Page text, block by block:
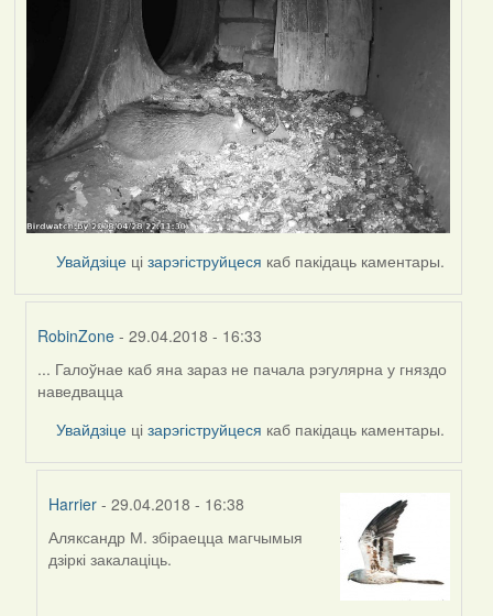
Увайдзіце цізарэгіструйцеся каб пакідаць каментары.
RobinZone - 29.04.2018 - 16:33
In
reply
Harrier
... Галоўнае каб яна зараз не пачала рэгулярна у гняздо
наведвацца
Увайдзіце цізарэгіструйцеся каб пакідаць каментары.
Harrier - 29.04.2018 - 16:38
In
reply
Аляксандр М. збіраецца магчымыя
дзіркі закалаціць.